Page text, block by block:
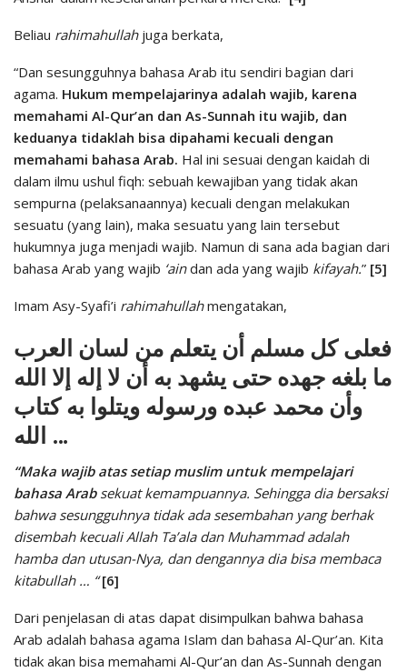
Beliau rahimahullah juga berkata,
“Dan sesungguhnya bahasa Arab itu sendiri bagian dari
agama. Hukum mempelajarinya adalah wajib, karena
memahami Al-Qur’an dan As-Sunnah itu wajib, dan
keduanya tidaklah bisa dipahami kecuali dengan
memahami bahasa Arab. Hal ini sesuai dengan kaidah di
dalam ilmu ushul fiqh: sebuah kewajiban yang tidak akan
sempurna (pelaksanaannya) kecuali dengan melakukan
sesuatu (yang lain), maka sesuatu yang lain tersebut
hukumnya juga menjadi wajib. Namun di sana ada bagian dari
bahasa Arab yang wajib ‘aindan ada yang wajib kifayah.” [5]
Imam Asy-Syafi’i rahimahullahmengatakan,
فعلى كل مسلم أن يتعلم من لسان العرب
ما بلغه جهده حتى يشهد به أن لا إله إلا الله
وأن محمد عبده ورسوله ويتلوا به كتاب
الله …
“Maka wajib atas setiap muslim untuk mempelajari
bahasa Arabsekuat kemampuannya. Sehingga dia bersaksi
bahwa sesungguhnya tidak ada sesembahan yang berhak
disembah kecuali Allah Ta’ala dan Muhammad adalah
hamba dan utusan-Nya, dan dengannya dia bisa membaca
kitabullah … “[6]
Dari penjelasan di atas dapat disimpulkan bahwa bahasa
Arab adalah bahasa agama Islam dan bahasa Al-Qur’an. Kita
tidak akan bisa memahami Al-Qur’an dan As-Sunnah dengan